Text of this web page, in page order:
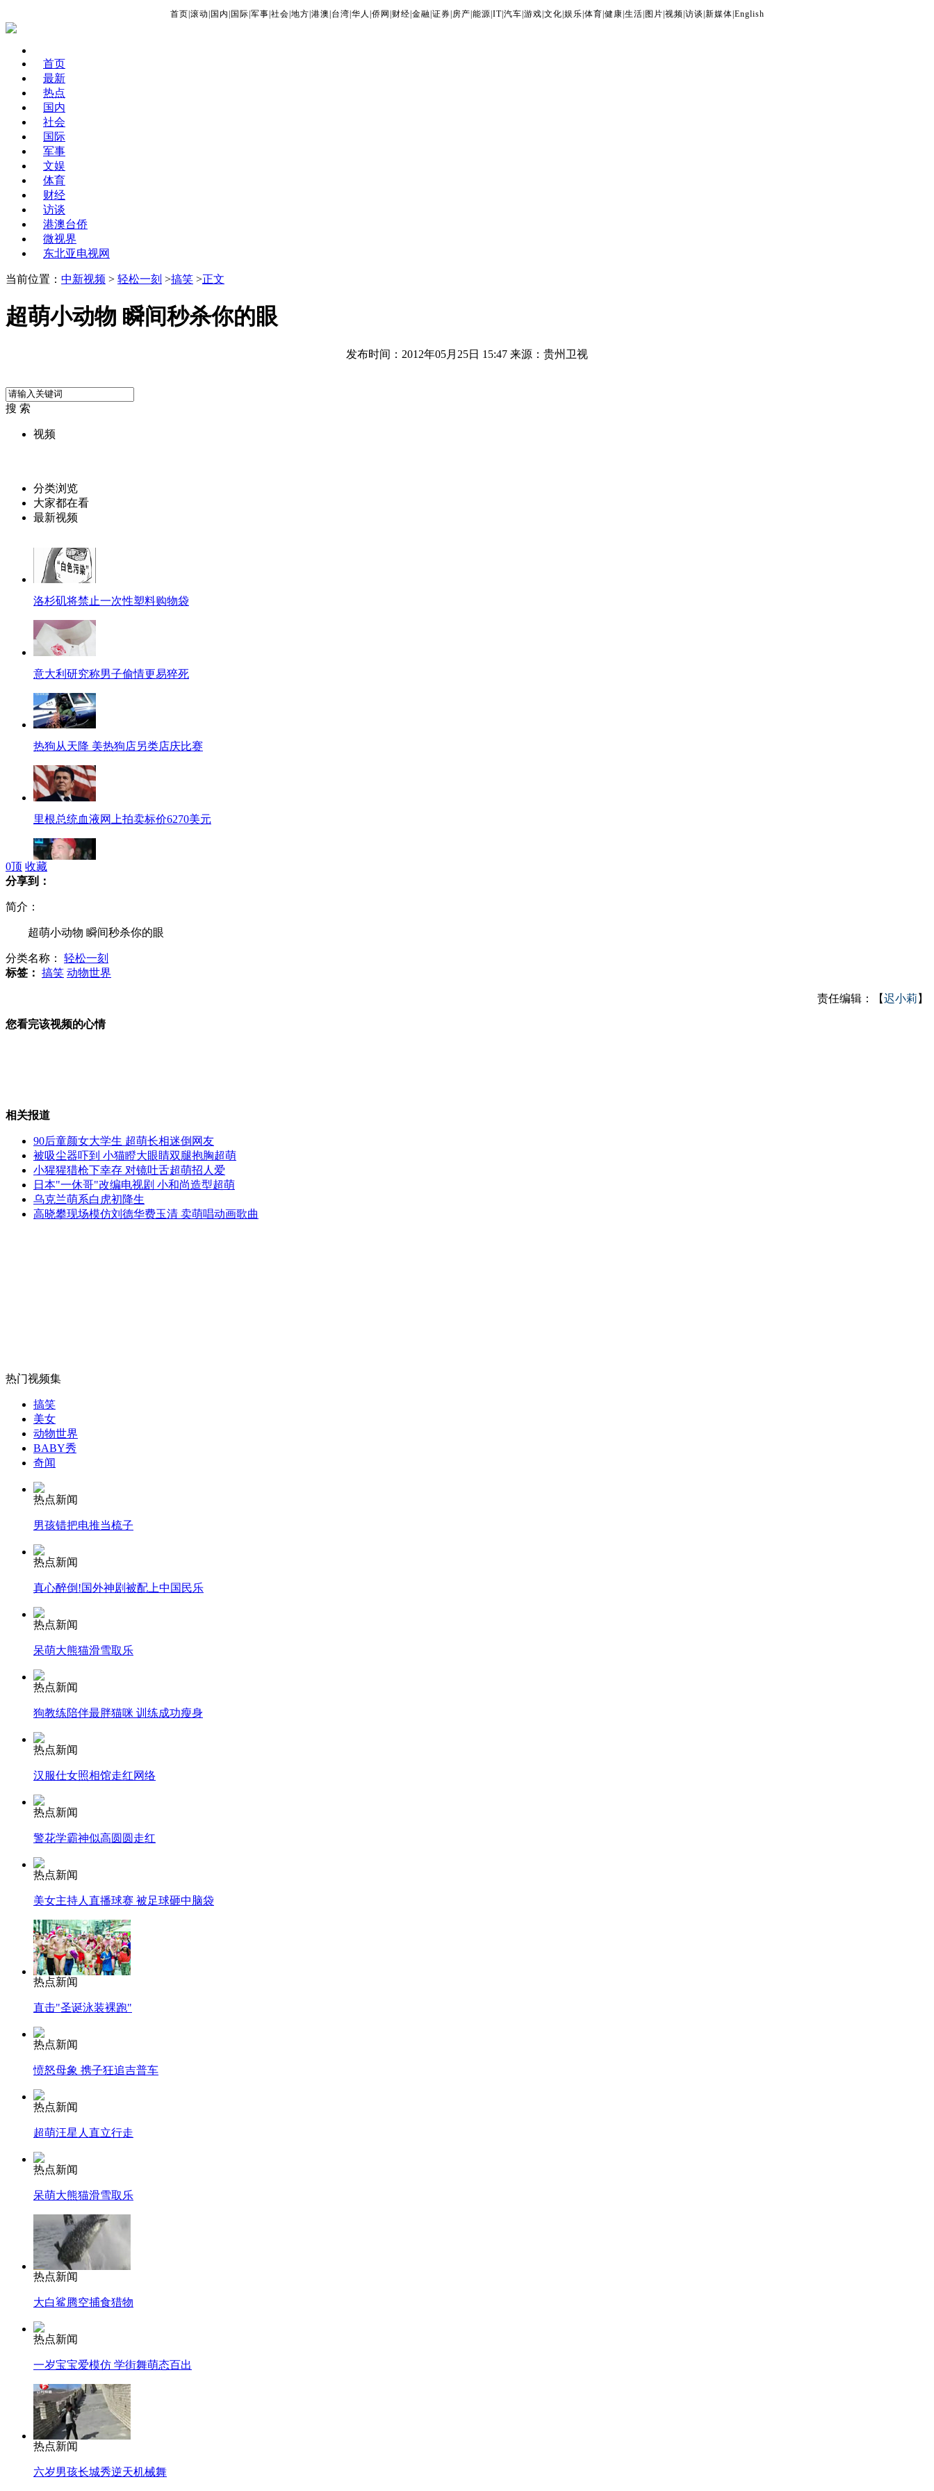
首页 滚动 国内 国际 军事 社会 地方 港澳 台湾 华人 侨网 财经 金融 证券 房产 能源 IT| 汽车 游戏 文化 娱乐 体育 健康 生活 图片 视频 访谈 新媒体 English
首页
最新
热点
国内
社会
国际
军事
文娱
体育
财经
访谈
港澳台侨
微视界
东北亚电视网
当前位置： 中新视频 > 轻松一刻 >搞笑 >正文
超萌小动物 瞬间秒杀你的眼
发布时间：2012年05月25日 15:47 来源：贵州卫视
搜 索
视频
分类浏览
大家都在看
最新视频
洛杉矶将禁止一次性塑料购物袋
意大利研究称男子偷情更易猝死
热狗从天降 美热狗店另类店庆比赛
里根总统血液网上拍卖标价6270美元
市民提400捆5毛零钱买车
广东佛山企业用工业盐酿酱油
"最牛告示"折射儿童医院就诊难
女孩北京地铁殴打老人 痛下狠手拳打脚踢
无痛分娩是否安全 医生回应
外交部：反对强权政治霸凌主义
外交部：有关国家言论片面不公正
安徽一实载49人客车翻车
走！跟着总书记去植树
消防员救轻生者 花炮节热闹非凡 减压"枕头大战"
纽约上演“枕头大战”
司机酒驾遇交警 急速倒车逃窜
0顶 收藏
分享到：
简介：
超萌小动物 瞬间秒杀你的眼
分类名称： 轻松一刻
标签： 搞笑 动物世界
责任编辑：【迟小莉 】
您看完该视频的心情
相关报道
90后童颜女大学生 超萌长相迷倒网友
被吸尘器吓到 小猫瞪大眼睛双腿抱胸超萌
小猩猩猎枪下幸存 对镜吐舌超萌招人爱
日本"一休哥"改编电视剧 小和尚造型超萌
乌克兰萌系白虎初降生
高晓攀现场模仿刘德华费玉清 卖萌唱动画歌曲
热门视频集
搞笑
美女
动物世界
BABY秀
奇闻
热点新闻
男孩错把电推当梳子
热点新闻
真心醉倒!国外神剧被配上中国民乐
热点新闻
呆萌大熊猫滑雪取乐
热点新闻
狗教练陪伴最胖猫咪 训练成功瘦身
热点新闻
汉服仕女照相馆走红网络
热点新闻
警花学霸神似高圆圆走红
热点新闻
美女主持人直播球赛 被足球砸中脑袋
热点新闻
直击"圣诞泳装裸跑"
热点新闻
愤怒母象 携子狂追吉普车
热点新闻
超萌汪星人直立行走
热点新闻
呆萌大熊猫滑雪取乐
热点新闻
大白鲨腾空捕食猎物
热点新闻
一岁宝宝爱模仿 学街舞萌态百出
热点新闻
六岁男孩长城秀逆天机械舞